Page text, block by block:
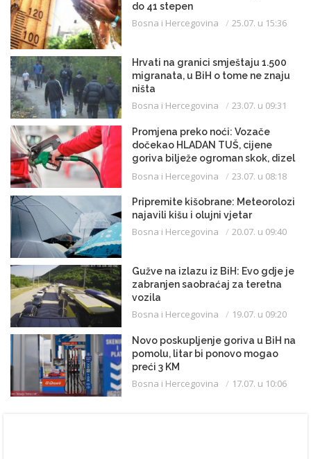
do 41 stepen
Bosna i Hercegovina 25.07. u 15:36
Hrvati na granici smještaju 1.500
migranata, u BiH o tome ne znaju
ništa
Bosna i Hercegovina 23.07. u 09:31
Promjena preko noći: Vozače
dočekao HLADAN TUŠ, cijene
goriva bilježe ogroman skok, dizel
uveliko prešao 3,20 KM
Bosna i Hercegovina 23.07. u 08:18
Pripremite kišobrane: Meteorolozi
najavili kišu i olujni vjetar
Bosna i Hercegovina 20.07. u 09:40
Gužve na izlazu iz BiH: Evo gdje je
zabranjen saobraćaj za teretna
vozila
Bosna i Hercegovina 19.07. u 09:20
Novo poskupljenje goriva u BiH na
pomolu, litar bi ponovo mogao
preći 3 KM
Bosna i Hercegovina 17.07. u 10:06